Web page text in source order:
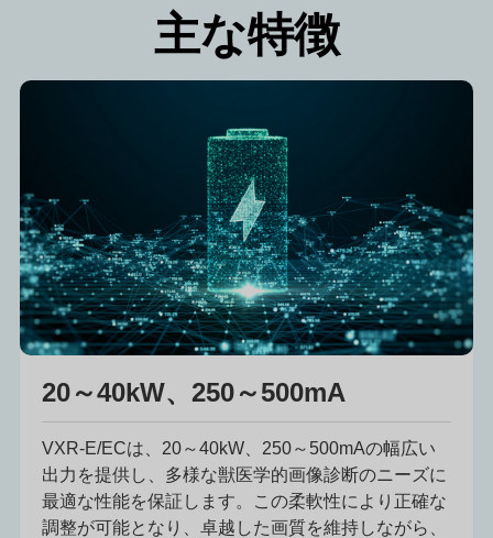
主な特徴
20～40kW、250～500mA
VXR-E/ECは、20～40kW、250～500mAの幅広い
出力を提供し、多様な獣医学的画像診断のニーズに
最適な性能を保証します。この柔軟性により正確な
調整が可能となり、卓越した画質を維持しながら、